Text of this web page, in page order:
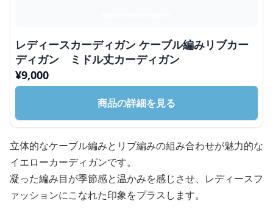
レディースカーディガン ケーブル編みリブカー
ディガン ミドル丈カーディガン
¥9,000
商品の詳細を見る
立体的なケーブル編みとリブ編みの組み合わせが魅力的な
イエローカーディガンです。
凝った編み目が季節感と温かみを感じさせ、レディースフ
ァッションにこなれた印象をプラスします。